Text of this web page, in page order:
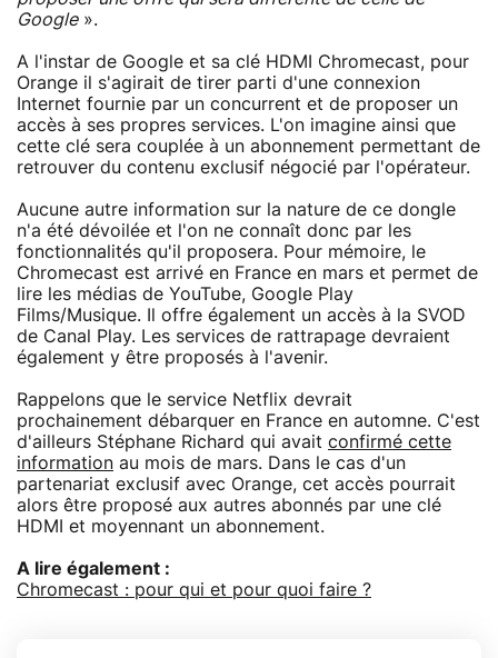
Google».
A l'instar de Google et sa clé HDMI Chromecast, pour
Orange il s'agirait de tirer parti d'une connexion
Internet fournie par un concurrent et de proposer un
accès à ses propres services. L'on imagine ainsi que
cette clé sera couplée à un abonnement permettant de
retrouver du contenu exclusif négocié par l'opérateur.
Aucune autre information sur la nature de ce dongle
n'a été dévoilée et l'on ne connaît donc par les
fonctionnalités qu'il proposera. Pour mémoire, le
Chromecast est arrivé en France en mars et permet de
lire les médias de YouTube, Google Play
Films/Musique. Il offre également un accès à la SVOD
de Canal Play. Les services de rattrapage devraient
également y être proposés à l'avenir.
Rappelons que le service Netflix devrait
prochainement débarquer en France en automne. C'est
d'ailleurs Stéphane Richard qui avait confirmé cette
information au mois de mars. Dans le cas d'un
partenariat exclusif avec Orange, cet accès pourrait
alors être proposé aux autres abonnés par une clé
HDMI et moyennant un abonnement.
A lire également :
Chromecast : pour qui et pour quoi faire ?